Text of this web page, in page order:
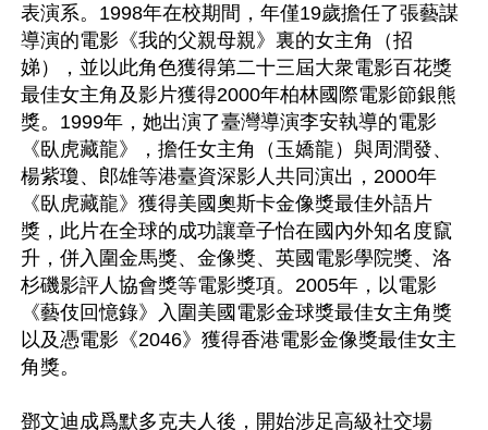
表演系。1998年在校期間，年僅19歲擔任了張藝謀
導演的電影《我的父親母親》裏的女主角（招
娣），並以此角色獲得第二十三屆大衆電影百花獎
最佳女主角及影片獲得2000年柏林國際電影節銀熊
獎。1999年，她出演了臺灣導演李安執導的電影
《臥虎藏龍》，擔任女主角（玉嬌龍）與周潤發、
楊紫瓊、郎雄等港臺資深影人共同演出，2000年
《臥虎藏龍》獲得美國奧斯卡金像獎最佳外語片
獎，此片在全球的成功讓章子怡在國內外知名度竄
升，併入圍金馬獎、金像獎、英國電影學院獎、洛
杉磯影評人協會獎等電影獎項。2005年，以電影
《藝伎回憶錄》入圍美國電影金球獎最佳女主角獎
以及憑電影《2046》獲得香港電影金像獎最佳女主
角獎。
鄧文迪成爲默多克夫人後，開始涉足高級社交場